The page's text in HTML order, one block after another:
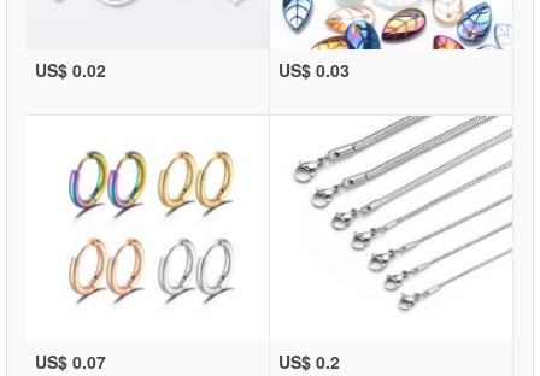
US$ 0.02 US$ 0.03
US$ 0.07 US$ 0.2